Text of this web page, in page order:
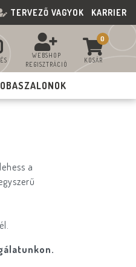
TERVEZŐ VAGYOK KARRIER
WEBSHOP
REGISZTRÁCIÓ
0
KOSÁR
a